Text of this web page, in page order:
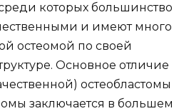
которых большинство
и имеют много
остеомой по своей
Основное отличие
остеобластомы
заключается в большем